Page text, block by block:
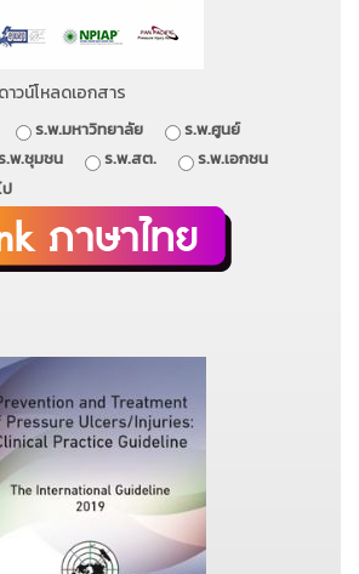
วน์โหลดเอกสาร
ร.พ.มหาวิทยาลัย
ร.พ.ศูนย์
.พ.ชุมชน ร.พ.สต.
ร.พ.เอกชน